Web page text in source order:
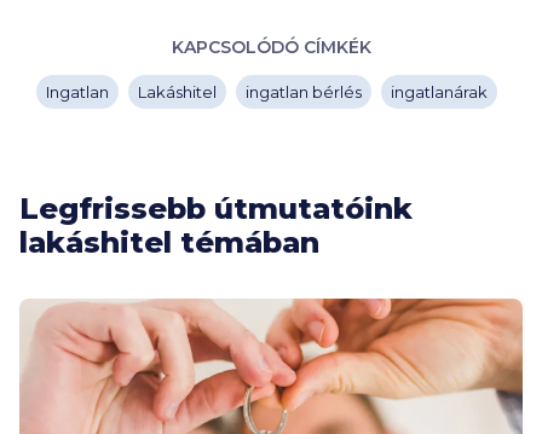
KAPCSOLÓDÓ CÍMKÉK
Ingatlan Lakáshitel ingatlan bérlés ingatlanárak
Legfrissebb útmutatóink
lakáshitel témában